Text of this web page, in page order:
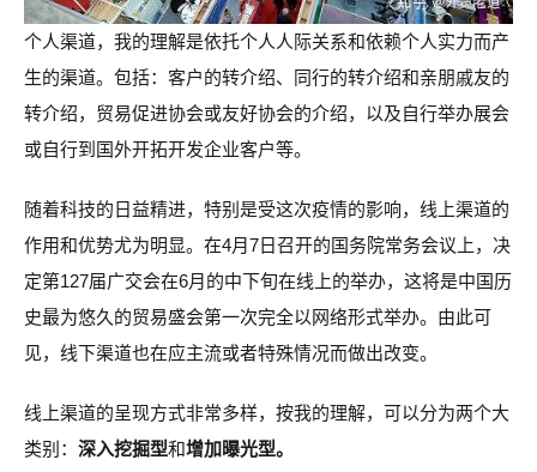
个人渠道，我的理解是依托个人人际关系和依赖个人实力而产
生的渠道。包括：客户的转介绍、同行的转介绍和亲朋戚友的
转介绍，贸易促进协会或友好协会的介绍，以及自行举办展会
或自行到国外开拓开发企业客户等。
随着科技的日益精进，特别是受这次疫情的影响，线上渠道的
作用和优势尤为明显。在4月7日召开的国务院常务会议上，决
定第127届广交会在6月的中下旬在线上的举办，这将是中国历
史最为悠久的贸易盛会第一次完全以网络形式举办。由此可
见，线下渠道也在应主流或者特殊情况而做出改变。
线上渠道的呈现方式非常多样，按我的理解，可以分为两个大
类别： 深入挖掘型和增加曝光型。